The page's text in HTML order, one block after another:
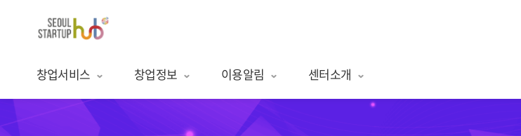
창업서비스 창업정보 이용알림 센터소개